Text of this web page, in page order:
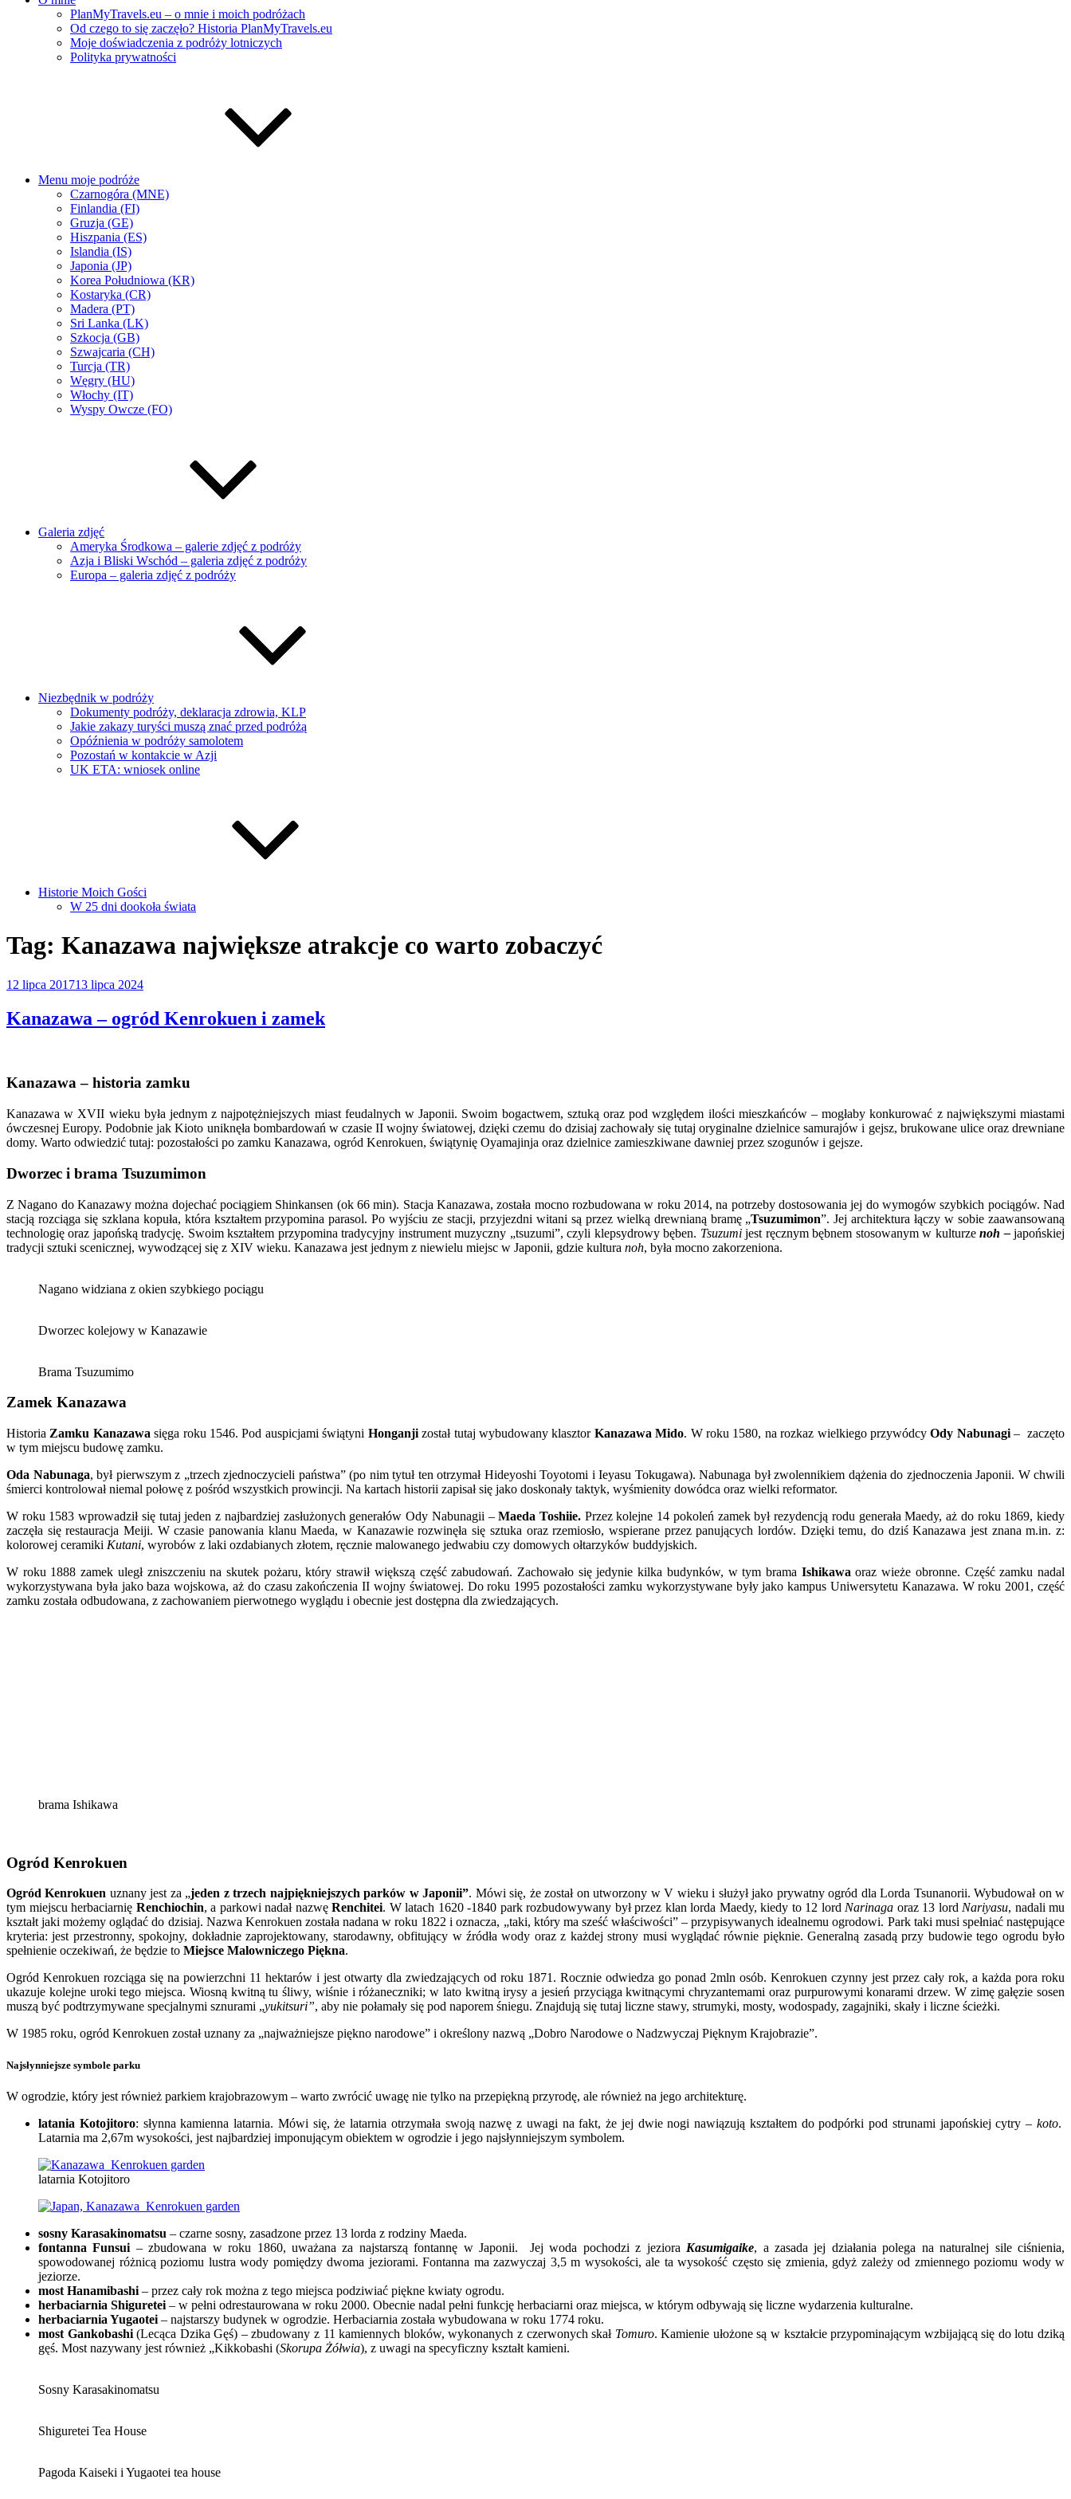
PlanMyTravels.eu – o mnie i moich podróżach
Od czego to się zaczęło? Historia PlanMyTravels.eu
Moje doświadczenia z podróży lotniczych
Polityka prywatności
Menu moje podróże
Czarnogóra (MNE)
Finlandia (FI)
Gruzja (GE)
Hiszpania (ES)
Islandia (IS)
Japonia (JP)
Korea Południowa (KR)
Kostaryka (CR)
Madera (PT)
Sri Lanka (LK)
Szkocja (GB)
Szwajcaria (CH)
Turcja (TR)
Węgry (HU)
Włochy (IT)
Wyspy Owcze (FO)
Galeria zdjęć
Ameryka Środkowa – galerie zdjęć z podróży
Azja i Bliski Wschód – galeria zdjęć z podróży
Europa – galeria zdjęć z podróży
Niezbędnik w podróży
Dokumenty podróży, deklaracja zdrowia, KLP
Jakie zakazy turyści muszą znać przed podróżą
Opóźnienia w podróży samolotem
Pozostań w kontakcie w Azji
UK ETA: wniosek online
Historie Moich Gości
W 25 dni dookoła świata
Tag: Kanazawa największe atrakcje co warto zobaczyć
Opublikowane
12 lipca 201713 lipca 2024
Kanazawa – ogród Kenrokuen i zamek
Kanazawa – historia zamku
Kanazawa w XVII wieku była jednym z najpotężniejszych miast feudalnych w Japonii. Swoim bogactwem, sztuką oraz pod względem ilości mieszkańców – mogłaby konkurować z największymi miastami
ówczesnej Europy. Podobnie jak Kioto uniknęła bombardowań w czasie II wojny światowej, dzięki czemu do dzisiaj zachowały się tutaj oryginalne dzielnice samurajów i gejsz, brukowane ulice oraz drewniane
domy. Warto odwiedzić tutaj: pozostałości po zamku Kanazawa, ogród Kenrokuen, świątynię Oyamajinja oraz dzielnice zamieszkiwane dawniej przez szogunów i gejsze.
Dworzec i brama Tsuzumimon
Z Nagano do Kanazawy można dojechać pociągiem Shinkansen (ok 66 min). Stacja Kanazawa, została mocno rozbudowana w roku 2014, na potrzeby dostosowania jej do wymogów szybkich pociągów. Nad
stacją rozciąga się szklana kopuła, która kształtem przypomina parasol. Po wyjściu ze stacji, przyjezdni witani są przez wielką drewnianą bramę „Tsuzumimon”. Jej architektura łączy w sobie zaawansowaną
technologię oraz japońską tradycję. Swoim kształtem przypomina tradycyjny instrument muzyczny „tsuzumi”, czyli klepsydrowy bęben. Tsuzumijest ręcznym bębnem stosowanym w kulturzenoh –japońskiej
tradycji sztuki scenicznej, wywodzącej się z XIV wieku. Kanazawa jest jednym z niewielu miejsc w Japonii, gdzie kultura noh, była mocno zakorzeniona.
Nagano widziana z okien szybkiego pociągu
Dworzec kolejowy w Kanazawie
Brama Tsuzumimo
Zamek Kanazawa
Historia Zamku Kanazawa sięga roku 1546. Pod auspicjami świątyni Honganjizostał tutaj wybudowany klasztor Kanazawa Mido. W roku 1580, na rozkaz wielkiego przywódcyOdy Nabunagi– zaczęto
w tym miejscu budowę zamku.
Oda Nabunaga, był pierwszym z „trzech zjednoczycieli państwa” (po nim tytuł ten otrzymał Hideyoshi Toyotomi i Ieyasu Tokugawa). Nabunaga był zwolennikiem dążenia do zjednoczenia Japonii. W chwili
śmierci kontrolował niemal połowę z pośród wszystkich prowincji. Na kartach historii zapisał się jako doskonały taktyk, wyśmienity dowódca oraz wielki reformator.
W roku 1583 wprowadził się tutaj jeden z najbardziej zasłużonych generałów Ody Nabunagii –Maeda Toshiie. Przez kolejne 14 pokoleń zamek był rezydencją rodu generała Maedy, aż do roku 1869, kiedy
zaczęła się restauracja Meiji. W czasie panowania klanu Maeda, w Kanazawie rozwinęła się sztuka oraz rzemiosło, wspierane przez panujących lordów. Dzięki temu, do dziś Kanazawa jest znana m.in. z:
kolorowej ceramiki Kutani, wyrobów z laki ozdabianych złotem, ręcznie malowanego jedwabiu czy domowych ołtarzyków buddyjskich.
W roku 1888 zamek uległ zniszczeniu na skutek pożaru, który strawił większą część zabudowań. Zachowało się jedynie kilka budynków, w tym brama Ishikawa oraz wieże obronne. Część zamku nadal
wykorzystywana była jako baza wojskowa, aż do czasu zakończenia II wojny światowej. Do roku 1995 pozostałości zamku wykorzystywane były jako kampus Uniwersytetu Kanazawa. W roku 2001, część
zamku została odbudowana, z zachowaniem pierwotnego wyglądu i obecnie jest dostępna dla zwiedzających.
brama Ishikawa
Ogród Kenrokuen
Ogród Kenrokuen uznany jest za „jeden z trzech najpiękniejszych parków w Japonii”. Mówi się, że został on utworzony w V wieku i służył jako prywatny ogród dla Lorda Tsunanorii. Wybudował on w
tym miejscu herbaciarnię Renchiochin, a parkowi nadał nazwę Renchitei. W latach 1620 -1840 park rozbudowywany był przez klan lorda Maedy, kiedy to 12 lord Narinaga oraz 13 lord Nariyasu, nadali mu
kształt jaki możemy oglądać do dzisiaj. Nazwa Kenrokuen została nadana w roku 1822 i oznacza, „taki, który ma sześć właściwości” – przypisywanych idealnemu ogrodowi. Park taki musi spełniać następujące
kryteria: jest przestronny, spokojny, dokładnie zaprojektowany, starodawny, obfitujący w źródła wody oraz z każdej strony musi wyglądać równie pięknie. Generalną zasadą przy budowie tego ogrodu było
spełnienie oczekiwań, że będzie to Miejsce Malowniczego Piękna.
Ogród Kenrokuen rozciąga się na powierzchni 11 hektarów i jest otwarty dla zwiedzających od roku 1871. Rocznie odwiedza go ponad 2mln osób. Kenrokuen czynny jest przez cały rok, a każda pora roku
ukazuje kolejne uroki tego miejsca. Wiosną kwitną tu śliwy, wiśnie i różaneczniki; w lato kwitną irysy a jesień przyciąga kwitnącymi chryzantemami oraz purpurowymi konarami drzew. W zimę gałęzie sosen
muszą być podtrzymywane specjalnymi sznurami „yukitsuri”, aby nie połamały się pod naporem śniegu. Znajdują się tutaj liczne stawy, strumyki, mosty, wodospady, zagajniki, skały i liczne ścieżki.
W 1985 roku, ogród Kenrokuen został uznany za „najważniejsze piękno narodowe” i określony nazwą „Dobro Narodowe o Nadzwyczaj Pięknym Krajobrazie”.
Najsłynniejsze symbole parku
W ogrodzie, który jest również parkiem krajobrazowym – warto zwrócić uwagę nie tylko na przepiękną przyrodę, ale również na jego architekturę.
latania Kotojitoro: słynna kamienna latarnia. Mówi się, że latarnia otrzymała swoją nazwę z uwagi na fakt, że jej dwie nogi nawiązują kształtem do podpórki pod strunami japońskiej cytry –koto.
Latarnia ma 2,67m wysokości, jest najbardziej imponującym obiektem w ogrodzie i jego najsłynniejszym symbolem.
latarnia Kotojitoro
sosny Karasakinomatsu – czarne sosny, zasadzone przez 13 lorda z rodziny Maeda.
fontanna Funsui – zbudowana w roku 1860, uważana za najstarszą fontannę w Japonii. Jej woda pochodzi z jeziora Kasumigaike, a zasada jej działania polega na naturalnej sile ciśnienia,
spowodowanej różnicą poziomu lustra wody pomiędzy dwoma jeziorami. Fontanna ma zazwyczaj 3,5 m wysokości, ale ta wysokość często się zmienia, gdyż zależy od zmiennego poziomu wody w
jeziorze.
most Hanamibashi – przez cały rok można z tego miejsca podziwiać piękne kwiaty ogrodu.
herbaciarnia Shiguretei – w pełni odrestaurowana w roku 2000. Obecnie nadal pełni funkcję herbaciarni oraz miejsca, w którym odbywają się liczne wydarzenia kulturalne.
herbaciarnia Yugaotei – najstarszy budynek w ogrodzie. Herbaciarnia została wybudowana w roku 1774 roku.
most Gankobashi(Lecąca Dzika Gęś) – zbudowany z 11 kamiennych bloków, wykonanych z czerwonych skał Tomuro. Kamienie ułożone są w kształcie przypominającym wzbijającą się do lotu dziką
gęś. Most nazywany jest również „Kikkobashi (Skorupa Żółwia), z uwagi na specyficzny kształt kamieni.
Sosny Karasakinomatsu
Shiguretei Tea House
Pagoda Kaiseki i Yugaotei tea house